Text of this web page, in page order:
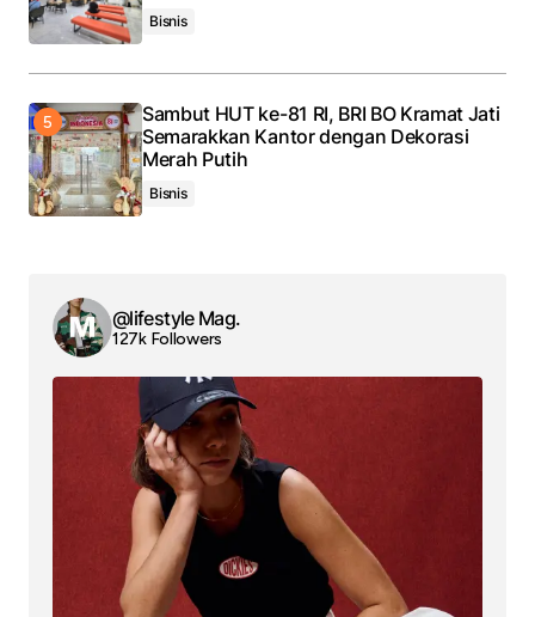
Bisnis
Sambut HUT ke-81 RI, BRI BO Kramat Jati
Semarakkan Kantor dengan Dekorasi
Merah Putih
Bisnis
@lifestyle Mag.
127k Followers